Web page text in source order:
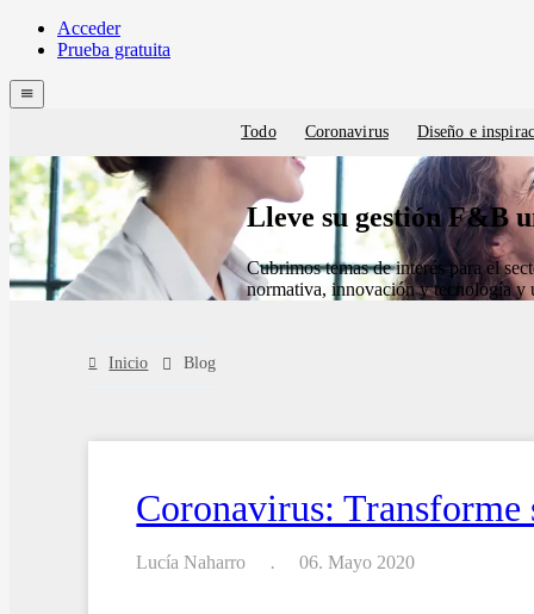
Menutech
navigation
Acceder
Prueba gratuita
menu
Blog
categories
Todo Coronavirus Diseño e
Lleve su gestión F&B
Cubrimos temas de interés para el
normativa, innovación y tecnología y
Inicio Blog
Coronavirus: Transforme
Lucía Naharro 06. Mayo 2020